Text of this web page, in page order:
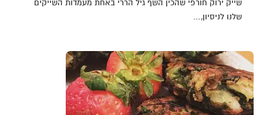
שייק ירוק חורפי שהכין השף גיל הררי באחת מעמדות השייקים
שלנו לניסיון,…